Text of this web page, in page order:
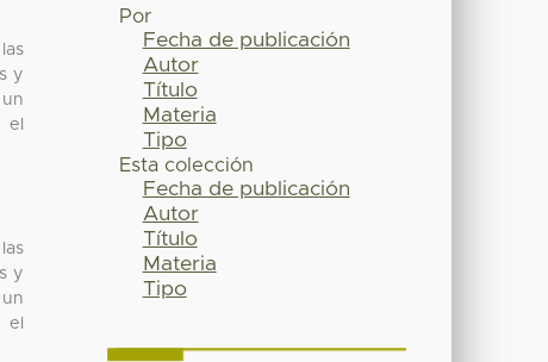
y
el
y
el
Por
Fecha de publicación
Autor
Título
Materia
Tipo
Esta colección
Fecha de publicación
Autor
Título
Materia
Tipo